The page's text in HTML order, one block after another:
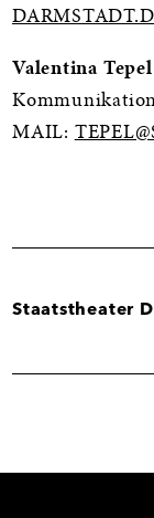
Valentina Tepel
MAIL:
Staatstheater